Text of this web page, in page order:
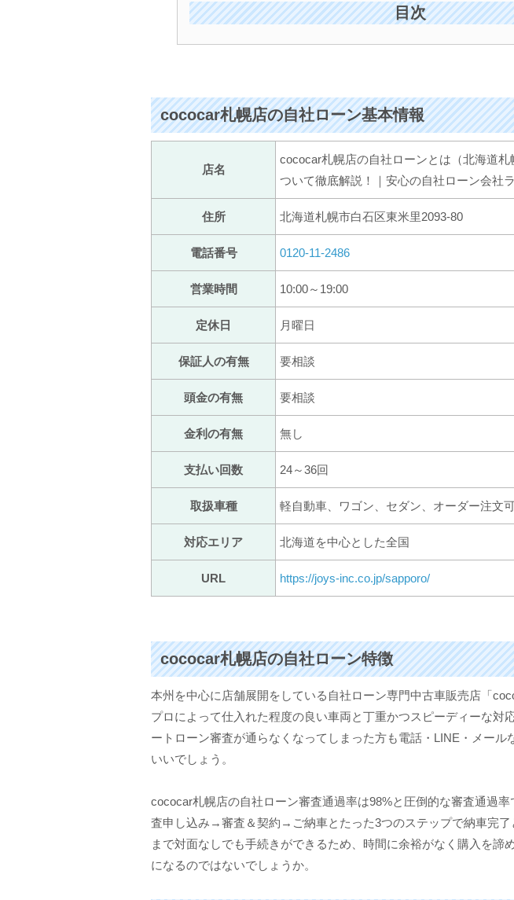
目次
cococar札幌店の自社ローン基本情報
店名
cococar札幌店の自社ローンとは（北海道
ついて徹底解説！｜安心の自社ローン会社
住所 北海道札幌市白石区東米里2093-80
電話番号 0120-11-2486
営業時間 10:00～19:00
定休日 月曜日
保証人の有無 要相談
頭金の有無 要相談
金利の有無 無し
支払い回数 24～36回
取扱車種 軽自動車、ワゴン、セダン、オーダー注文
対応エリア 北海道を中心とした全国
URL https://joys-inc.co.jp/sapporo/
cococar札幌店の自社ローン特徴
本州を中心に店舗展開をしている自社ローン専門中古車販売店「
プロによって仕入れた程度の良い車両と丁重かつスピーディーな対
ートローン審査が通らなくなってしまった方も電話・LINE・メール
いいでしょう。
cococar札幌店の自社ローン審査通過率は98%と圧倒的な審査通過
査申し込み→審査＆契約→ご納車とたった3つのステップで納車完了
まで対面なしでも手続きができるため、時間に余裕がなく購入を諦
になるのではないでしょうか。